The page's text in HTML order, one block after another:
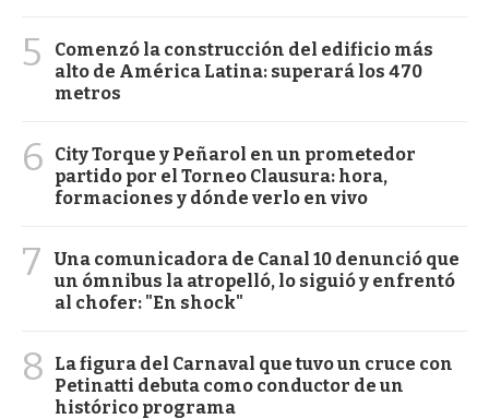
5
Comenzó la construcción del edificio más
alto de América Latina: superará los 470
metros
6
City Torque y Peñarol en un prometedor
partido por el Torneo Clausura: hora,
formaciones y dónde verlo en vivo
7
Una comunicadora de Canal 10 denunció que
un ómnibus la atropelló, lo siguió y enfrentó
al chofer: "En shock"
8
La figura del Carnaval que tuvo un cruce con
Petinatti debuta como conductor de un
histórico programa